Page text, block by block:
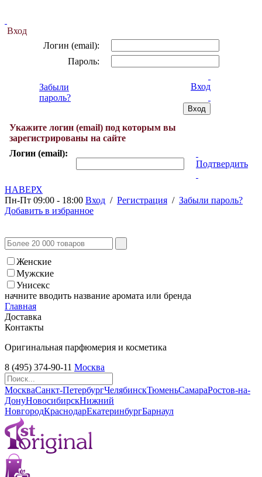
Вход
Логин (email):
Пароль:
Забыли
пароль?
Вход
Укажите логин (email) под которым вы
зарегистрированы на сайте
Логин (email):
Подтвердить
НАВЕРХ
Пн-Пт 09:00 - 18:00 Вход / Регистрация / Забыли пароль?
Добавить в избранное
Женские
Мужские
Унисекс
начните вводить название аромата или бренда
Главная
Доставка
Контакты
Оригинальная парфюмерия и косметика
8 (495) 374-90-11 Москва
МоскваСанкт-ПетербургЧелябинскТюменьСамараРостов-на-
ДонуНовосибирскНижний
НовгородКраснодарЕкатеринбургБарнаул